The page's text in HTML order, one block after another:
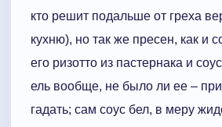
кто решит подальше от греха
кухню), но так же пресен, как и
его ризотто из пастернака и
ель вообще, не было ли ее –
гадать; сам соус бел, в меру